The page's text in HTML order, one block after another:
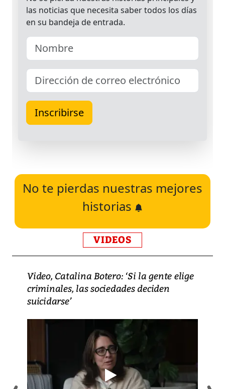
No te pierdas nuestras mejores
historias
VIDEOS
Video, Catalina Botero: ‘Si la gente elige
criminales, las sociedades deciden
suicidarse’